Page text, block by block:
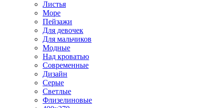
Листья
Море
Пейзажи
Для девочек
Для мальчиков
Модные
Над кроватью
Современные
Дизайн
Серые
Светлые
Флизелиновые